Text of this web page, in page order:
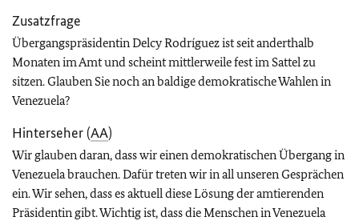
Zusatzfrage
Übergangspräsidentin Delcy Rodríguez ist seit anderthalb
Monaten im Amt und scheint mittlerweile fest im Sattel zu
sitzen. Glauben Sie noch an baldige demokratische Wahlen in
Venezuela?
Hinterseher (AA)
Wir glauben daran, dass wir einen demokratischen Übergang in
Venezuela brauchen. Dafür treten wir in all unseren Gesprächen
ein. Wir sehen, dass es aktuell diese Lösung der amtierenden
Präsidentin gibt. Wichtig ist, dass die Menschen in Venezuela